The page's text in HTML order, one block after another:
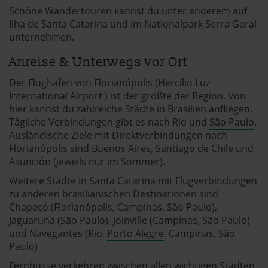
per Klick auf »Anpassen« anders entscheiden. Die
Einwilligung umfasst alle vorausgewählten, bzw. von dir
jederzeit aufrufen und Cookies auch nachträglich
verwendeten Verfahren und Begrifflichkeiten (z.B.
»Cookies«, »Marketing« und »Statistik«) erhältst du in
der Datenschutzerklärung.
Datenschutzerklärung|Impressum
Schöne Wandertouren kannst du unter anderem auf
Ilha de Santa Catarina und im Nationalpark Serra Geral
unternehmen.
Anreise & Unterwegs vor Ort
Der Flughafen von Florianópolis (Hercílio Luz
International Airport ) ist der größte der Region. Von
hier kannst du zahlreiche Städte in Brasilien anfliegen.
Tägliche Verbindungen gibt es nach Rio und São Paulo.
Ausländische Ziele mit Direktverbindungen nach
Florianópolis sind Buenos Aires, Santiago de Chile und
Asunción (jeweils nur im Sommer).
Weitere Städte in Santa Catarina mit Flugverbindungen
zu anderen brasilianischen Destinationen sind
Chapecó (Florianópolis, Campinas, São Paulo),
Jaguaruna (São Paulo), Joinville (Campinas, São Paulo)
und Navegantes (Rio, Porto Alegre, Campinas, São
Paulo)